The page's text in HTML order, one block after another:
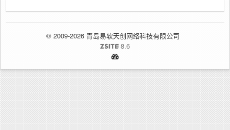
© 2009-2026 青岛易软天创网络科技有限公司
8.6